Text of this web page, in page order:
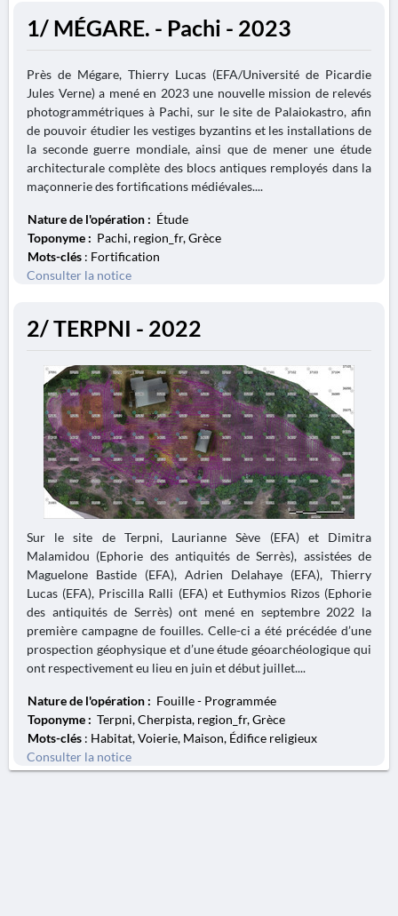
1/ MÉGARE. - Pachi - 2023
Près de Mégare, Thierry Lucas (EFA/Université de Picardie
Jules Verne) a mené en 2023 une nouvelle mission de relevés
photogrammétriques à Pachi, sur le site de Palaiokastro, afin
de pouvoir étudier les vestiges byzantins et les installations de
la seconde guerre mondiale, ainsi que de mener une étude
architecturale complète des blocs antiques remployés dans la
maçonnerie des fortifications médiévales....
Nature de l'opération : Étude
Toponyme : Pachi, region_fr, Grèce
Mots-clés : Fortification
Consulter la notice
2/ TERPNI - 2022
Sur le site de Terpni, Laurianne Sève (EFA) et Dimitra
Malamidou (Ephorie des antiquités de Serrès), assistées de
Maguelone Bastide (EFA), Adrien Delahaye (EFA), Thierry
Lucas (EFA), Priscilla Ralli (EFA) et Euthymios Rizos (Ephorie
des antiquités de Serrès) ont mené en septembre 2022 la
première campagne de fouilles. Celle-ci a été précédée d’une
prospection géophysique et d’une étude géoarchéologique qui
ont respectivement eu lieu en juin et début juillet....
Nature de l'opération : Fouille - Programmée
Toponyme : Terpni, Cherpista, region_fr, Grèce
Mots-clés : Habitat, Voierie, Maison, Édifice religieux
Consulter la notice